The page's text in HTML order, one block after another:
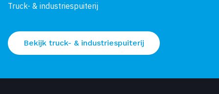
Truck- & industriespuiterij
Bekijk truck- & industriespuiterij